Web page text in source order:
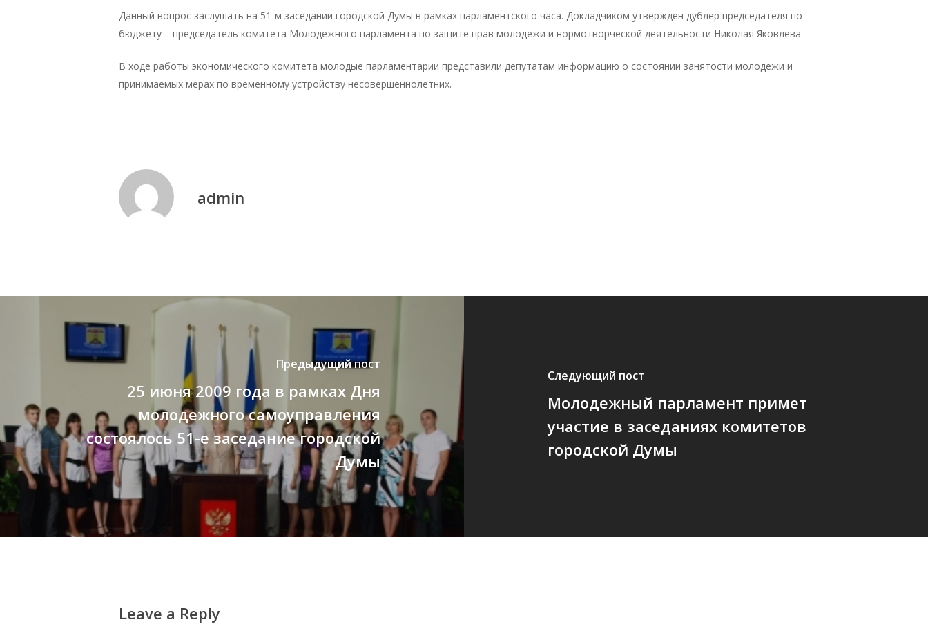
Данный вопрос заслушать на 51-м заседании городской Думы в рамках парламентского часа. Докладчиком утвержден дублер председателя по
бюджету – председатель комитета Молодежного парламента по защите прав молодежи и нормотворческой деятельности Николая Яковлева.
В ходе работы экономического комитета молодые парламентарии представили депутатам информацию о состоянии занятости молодежи и
принимаемых мерах по временному устройству несовершеннолетних.
admin
Предыдущий пост
25 июня 2009 года в рамках Дня
молодежного самоуправления
состоялось 51-е заседание городской
Думы
Следующий пост
Молодежный парламент примет
участие в заседаниях комитетов
городской Думы
Leave a Reply